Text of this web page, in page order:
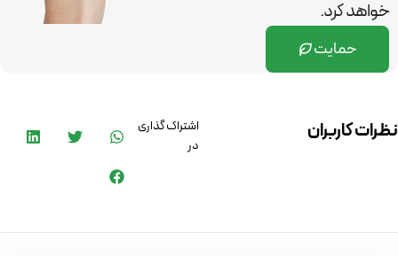
خواهد کرد.
حمایت
نظرات کاربران
اشتراک گذاری
در